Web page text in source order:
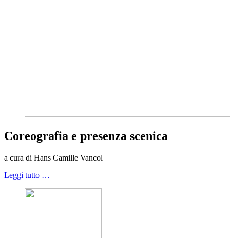
Coreografia e presenza scenica
a cura di Hans Camille Vancol
Leggi tutto …